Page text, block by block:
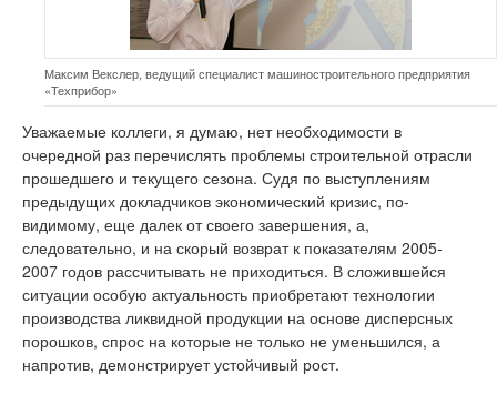
Максим Векслер, ведущий специалист машиностроительного предприятия
«Техприбор»
Уважаемые коллеги, я думаю, нет необходимости в
очередной раз перечислять проблемы строительной отрасли
прошедшего и текущего сезона. Судя по выступлениям
предыдущих докладчиков экономический кризис, по-
видимому, еще далек от своего завершения, а,
следовательно, и на скорый возврат к показателям 2005-
2007 годов рассчитывать не приходиться. В сложившейся
ситуации особую актуальность приобретают технологии
производства ликвидной продукции на основе дисперсных
порошков, спрос на которые не только не уменьшился, а
напротив, демонстрирует устойчивый рост.